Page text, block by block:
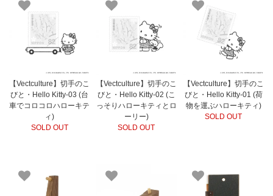
【Vectculture】切手のこ
びと・Hello Kitty-03 (台
車でコロコロハローキテ
ィ)
SOLD OUT
【Vectculture】切手のこ
びと・Hello Kitty-02 (こ
っそりハローキティとロ
ーリー)
SOLD OUT
【Vectculture】切手のこ
びと・Hello Kitty-01 (荷
物を運ぶハローキティ)
SOLD OUT